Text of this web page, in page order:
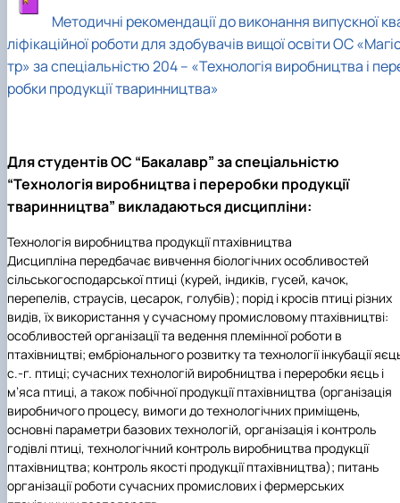
Працевлаштування
Студентські квитки
Інклюзивне середовище
Наукові школи
Стартап школа НУБіП України
Форми документів
Патентно-ліцензійна діяльність
садово-паркове господарство, ветеринарна
медицина»
Обладнання НУБіП України
Наукові видання
Досліднику та автору
Звіт про проведення НТЗ
Наукові журнали НУБіП України
Порядок планування та організації
проведення НТЗ
Результати науково-технічних заходів
Монографії
Наука для бізнесу
Каталог наукових послуг
«SEB-2024»
Наглядова рада
Рада роботодавців
Благодійний фонд «Голосіївська ініціатива
2020»
Історія університету
Видатні випускники та працівники
Звіт ректора
Пам'яті захисників України
Почесні доктори і професори НУБіП України
Програма розвитку університету
ініціатива – 2025»
Доступ до публічної інформації
Державні закупівлі
Офіційна символіка
Антикорупційні заходи
Уповноважена особа з питань запобігання
Національні нормативно-правові акти
Нормативно-правові акти НУБіП України
Інформаційні ресурси НАЗК
Антикорупційні заходи
Гендерна радниця
Методичні рекомендації до виконання випускної
ліфікаційної роботи для здобувачів вищої освіти ОС
тр» за спеціальністю 204 – «Технологія виробництва і
робки продукції тваринництва»
Для студентів ОС “Бакалавр” за спеціальністю
“Технологія виробництва і переробки продукції
тваринництва” викладаються дисципліни:
Технологія виробництва продукції птахівництва
Дисципліна передбачає вивчення біологічних особливостей
сільськогосподарської птиці (курей, індиків, гусей, качок,
перепелів, страусів, цесарок, голубів); порід і кросів птиці різних
видів, їх використання у сучасному промисловому птахівництві:
особливостей організації та ведення племінної роботи в
птахівництві; ембріонального розвитку та технології інкубації
с.-г. птиці; сучасних технологій виробництва і переробки яєць і
м’яса птиці, а також побічної продукції птахівництва (організація
виробничого процесу, вимоги до технологічних приміщень,
основні параметри базових технологій, організація і контроль
годівлі птиці, технологічний контроль виробництва продукції
птахівництва; контроль якості продукції птахівництва); питань
організації роботи сучасних промислових і фермерських